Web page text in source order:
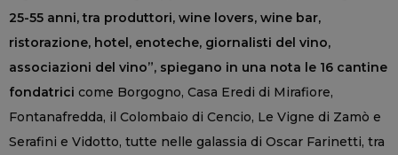
25-55 anni, tra produttori, wine lovers, wine bar,
ristorazione, hotel, enoteche, giornalisti del vino,
associazioni del vino”, spiegano in una nota le 16 cantine
fondatrici come Borgogno, Casa Eredi di Mirafiore,
Fontanafredda, il Colombaio di Cencio, Le Vigne di Zamò e
Serafini e Vidotto, tutte nelle galassia di Oscar Farinetti, tra